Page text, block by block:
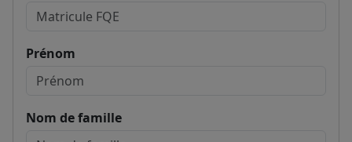
Prénom
Nom de famille